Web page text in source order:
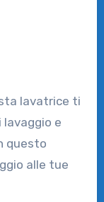
lavatrice ti
e
questo
alle tue